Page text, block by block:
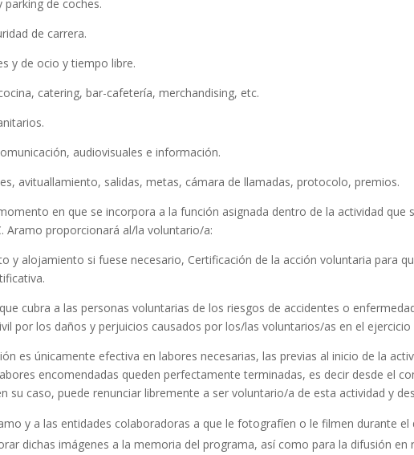
de coches.
de carrera.
ocio y tiempo libre.
bar-cafetería, merchandising, etc.
audiovisuales e información.
salidas, metas, cámara de llamadas, protocolo, premios.
en que se incorpora a la función asignada dentro de la actividad que
Aramo proporcionará al/la voluntario/a:
y alojamiento si fuese necesario, Certificación de la acción voluntaria para
cubra a las personas voluntarias de los riesgos de accidentes o
por los daños y perjuicios causados por los/las voluntarios/as en el ejercicio
es únicamente efectiva en labores necesarias, las previas al inicio de la
encomendadas queden perfectamente terminadas, es decir desde el
su caso, puede renunciar libremente a ser voluntario/a de esta actividad y
y a las entidades colaboradoras a que le fotografíen o le filmen durante
dichas imágenes a la memoria del programa, así como para la difusión en